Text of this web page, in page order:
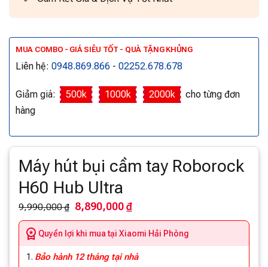
MUA COMBO - GIÁ SIÊU TỐT - QUÀ TẶNG KHỦNG
Liên hệ: 0948.869.866 - 02252.678.678
Giảm giá: 500k 1000k 2000k
cho từng đơn
hàng
Máy hút bụi cầm tay Roborock
H60 Hub Ultra
9,990,000 ₫ 8,890,000 ₫
Quyền lợi khi mua tại Xiaomi Hải Phòng
Bảo hành 12 tháng tại nhà